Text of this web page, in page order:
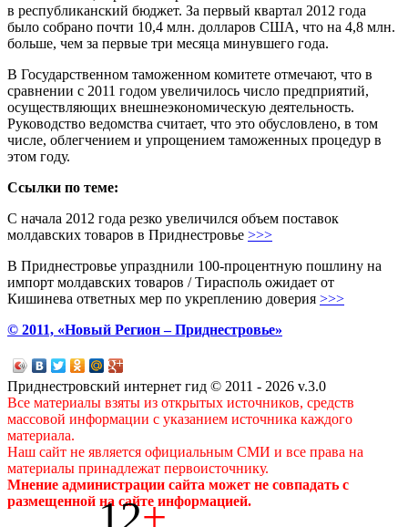
в республиканский бюджет. За первый квартал 2012 года
было собрано почти 10,4 млн. долларов США, что на 4,8 млн.
больше, чем за первые три месяца минувшего года.
В Государственном таможенном комитете отмечают, что в
сравнении с 2011 годом увеличилось число предприятий,
осуществляющих внешнеэкономическую деятельность.
Руководство ведомства считает, что это обусловлено, в том
числе, облегчением и упрощением таможенных процедур в
этом году.
Ссылки по теме:
С начала 2012 года резко увеличился объем поставок
молдавских товаров в Приднестровье >>>
В Приднестровье упразднили 100-процентную пошлину на
импорт молдавских товаров / Тирасполь ожидает от
Кишинева ответных мер по укреплению доверия >>>
© 2011, «Новый Регион – Приднестровье»
Приднестровский интернет гид © 2011 - 2026 v.3.0
Все материалы взяты из открытых источников, средств
массовой информации с указанием источника каждого
материала.
Наш сайт не является официальным СМИ и все права на
материалы принадлежат первоисточнику.
Мнение администрации сайта может не совпадать с
размещенной на сайте информацией.
12+